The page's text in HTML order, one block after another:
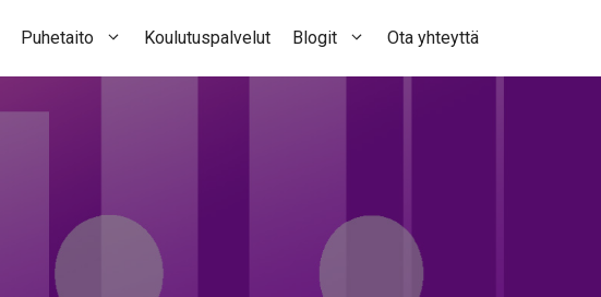
Puhetaito Koulutuspalvelut Blogit Ota yhteyttä